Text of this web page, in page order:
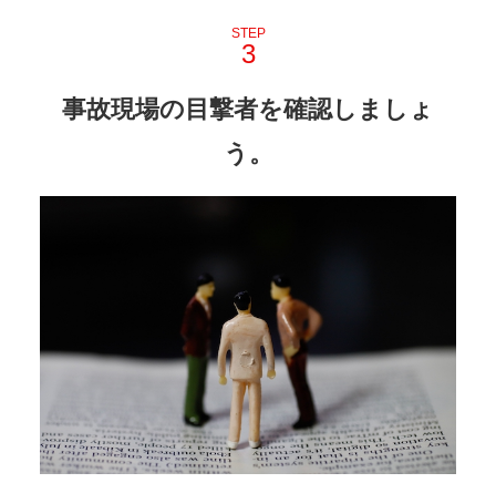
STEP
事故現場の目撃者を確認しましょ
う。